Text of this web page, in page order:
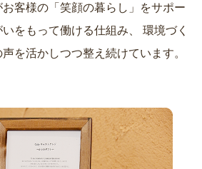
客様の「笑顔の暮らし」をサポー
をもって働ける仕組み、
を活かしつつ整え続けています。